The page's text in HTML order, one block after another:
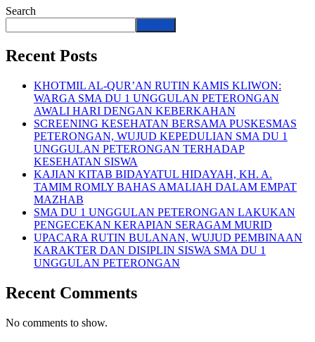
Search
Recent Posts
KHOTMIL AL-QUR’AN RUTIN KAMIS KLIWON:
WARGA SMA DU 1 UNGGULAN PETERONGAN
AWALI HARI DENGAN KEBERKAHAN
SCREENING KESEHATAN BERSAMA PUSKESMAS
PETERONGAN, WUJUD KEPEDULIAN SMA DU 1
UNGGULAN PETERONGAN TERHADAP
KESEHATAN SISWA
KAJIAN KITAB BIDAYATUL HIDAYAH, KH. A.
TAMIM ROMLY BAHAS AMALIAH DALAM EMPAT
MAZHAB
SMA DU 1 UNGGULAN PETERONGAN LAKUKAN
PENGECEKAN KERAPIAN SERAGAM MURID
UPACARA RUTIN BULANAN, WUJUD PEMBINAAN
KARAKTER DAN DISIPLIN SISWA SMA DU 1
UNGGULAN PETERONGAN
Recent Comments
No comments to show.